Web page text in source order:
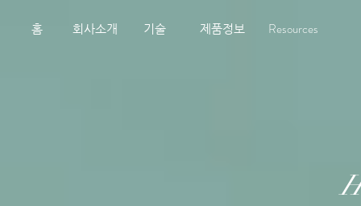
Resources
홈 회사소개 기술 제품정보